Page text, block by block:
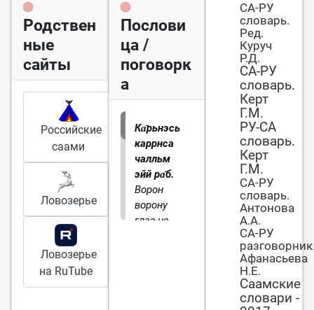
Родствен
ные
сайты
Российские
саами
Ловозерье
Ловозерье
на RuTube
Послови
ца /
поговорк
а
Ка̄рьнэсь
каррнса
чалльм
эйй ра̄б.
Ворон
ворону
глаз не
СА-РУ
словарь.
Ред.
Куруч
Р.Д.
СА-РУ
словарь.
Керт
Г.М.
РУ-СА
словарь.
Керт
Г.М.
СА-РУ
словарь.
Антонова
А.А.
СА-РУ
Афанасьева
Н.Е.
Саамские
словари -